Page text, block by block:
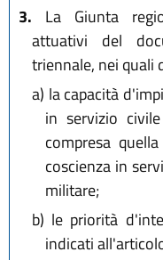
3. La Giunta
attuativi del
triennale, nei quali
a) la capacità
in servizio
compresa
coscienza in
militare;
b) le priorità
indicati